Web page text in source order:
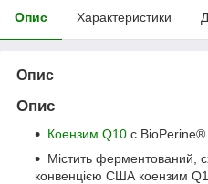
Опис Характеристики
Опис
Опис
Коензим Q10 с BioPerine®
Містить ферментований,
конвенцією США коензим